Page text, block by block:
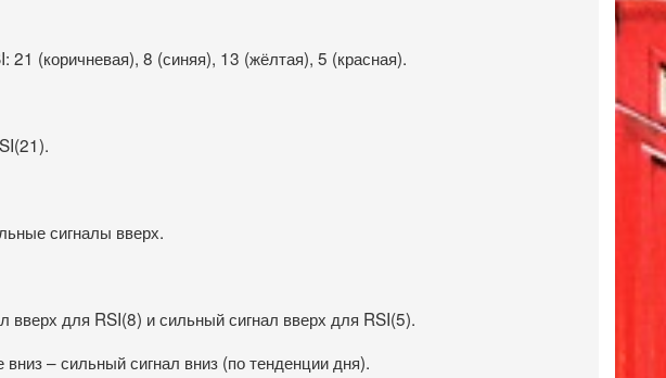
(коричневая), 8 (синяя), 13 (жёлтая), 5 (красная).
сигналы вверх.
вверх для RSI(8) и сильный сигнал вверх для RSI(5).
– сильный сигнал вниз (по тенденции дня).